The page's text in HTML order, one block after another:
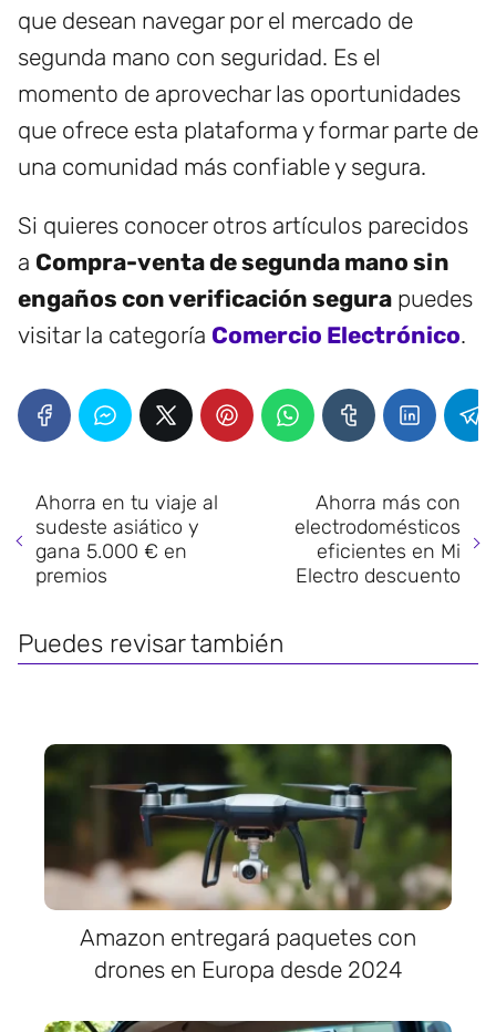
que desean navegar por el mercado de
segunda mano con seguridad. Es el
momento de aprovechar las oportunidades
que ofrece esta plataforma y formar parte de
una comunidad más confiable y segura.
Si quieres conocer otros artículos parecidos
a Compra-venta de segunda mano sin
engaños con verificación segura puedes
visitar la categoría Comercio Electrónico.
Ahorra en tu viaje al
sudeste asiático y
gana 5.000 € en
premios
Ahorra más con
electrodomésticos
eficientes en Mi
Electro descuento
Puedes revisar también
Amazon entregará paquetes con
drones en Europa desde 2024